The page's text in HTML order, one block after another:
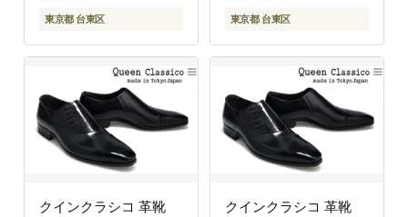
東京都 台東区 東京都 台東区
クインクラシコ 革靴
クインクラシコ 革靴